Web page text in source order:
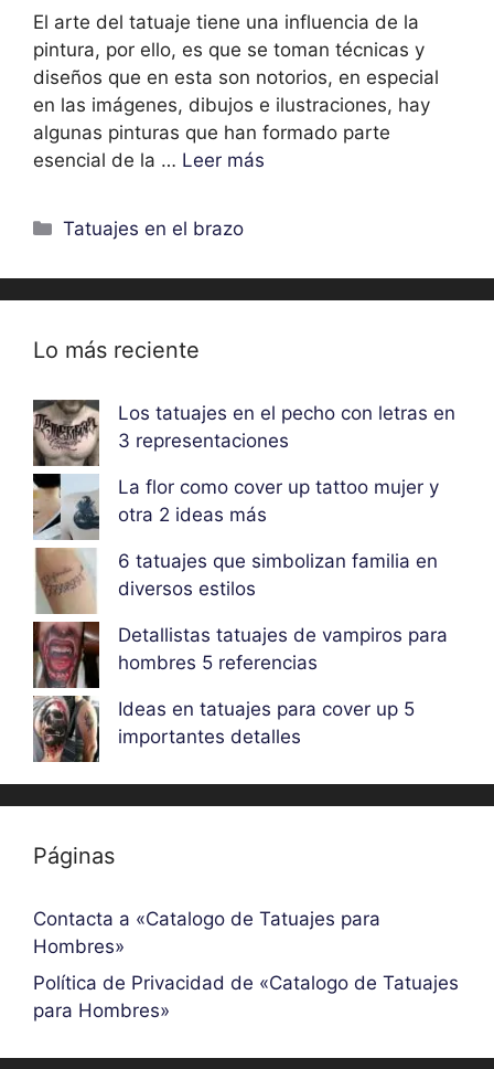
El arte del tatuaje tiene una influencia de la
pintura, por ello, es que se toman técnicas y
diseños que en esta son notorios, en especial
en las imágenes, dibujos e ilustraciones, hay
algunas pinturas que han formado parte
esencial de la … Leer más
Categorías
Tatuajes en el brazo
Lo más reciente
Los tatuajes en el pecho con letras en
3 representaciones
La flor como cover up tattoo mujer y
otra 2 ideas más
6 tatuajes que simbolizan familia en
diversos estilos
Detallistas tatuajes de vampiros para
hombres 5 referencias
Ideas en tatuajes para cover up 5
importantes detalles
Páginas
Contacta a «Catalogo de Tatuajes para
Hombres»
Política de Privacidad de «Catalogo de Tatuajes
para Hombres»